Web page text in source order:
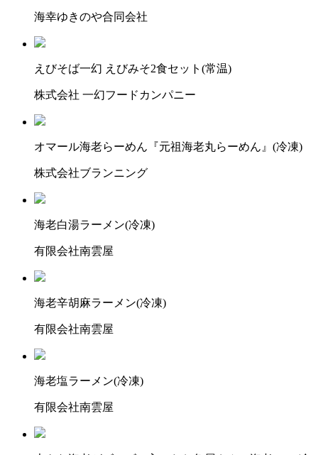
海幸ゆきのや合同会社
えびそば一幻 えびみそ2食セット(常温)
株式会社 一幻フードカンパニー
オマール海老らーめん『元祖海老丸らーめん』(冷凍)
株式会社ブランニング
海老白湯ラーメン(冷凍)
有限会社南雲屋
海老辛胡麻ラーメン(冷凍)
有限会社南雲屋
海老塩ラーメン(冷凍)
有限会社南雲屋